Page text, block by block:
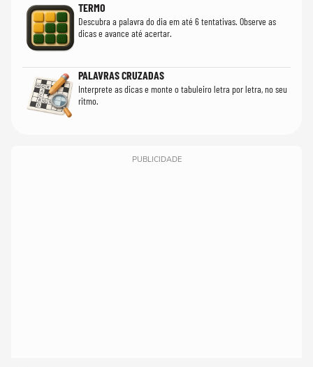
TERMO
Descubra a palavra do dia em até 6 tentativas. Observe as
dicas e avance até acertar.
PALAVRAS CRUZADAS
Interprete as dicas e monte o tabuleiro letra por letra, no seu
ritmo.
PUBLICIDADE